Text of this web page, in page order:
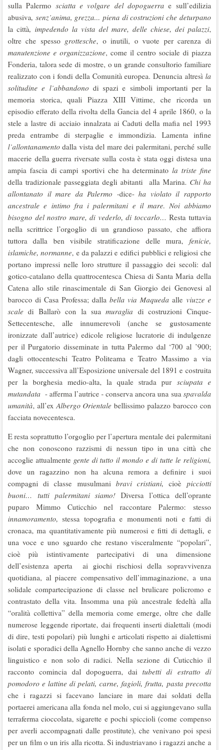
sulla Palermo sciatta e volgare del dopoguerrae sull’edilizia
abusiva, senz’anima, grezza... piena di costruzioni che deturpano
la città, impedendo la vista del mare, delle chiese, dei palazzi,
oltre che spesso grottesche, o inutili, o vuote per carenza di
manutenzione e organizzazione, come il centro sociale di piazza
Fonderia, talora sede di mostre, o un grande consultorio familiare
realizzato con i fondi della Comunità europea. Denuncia altresì la
solitudine e l’abbandono di spazi e simboli importanti per la
memoria storica, quali Piazza XIII Vittime, che ricorda un
episodio efferato della rivolta della Gancia del 4 aprile 1860, o la
stele a lastre di acciaio innalzata ai Caduti della mafia nel 1993
preda entrambe di sterpaglie e immondizia. Lamenta infine
l’allontanamento dalla vista del mare dei palermitani, perché sulle
macerie della guerra riversate sulla costa è stata oggi distesa una
ampia fascia di campi sportivi che ha determinatola triste fine
della tradizionale passeggiata degli abitanti alla Marina. Chi ha
allontanato il mare da Palermo -dice-ha violato il rapporto
ancestrale e intimo fra i palermitani e il mare. Noi abbiamo
bisogno del nostro mare, di vederlo, di toccarlo…Resta tuttavia
nella scrittrice l’orgoglio di un grandioso passato, che affiora
tuttora dalla ben visibile stratificazione delle mura, fenicie,
islamiche, normanne, e da palazzi e edifici pubblici e religiosi che
portano impressi nelle loro strutture il passaggio dei secoli: dal
gotico-catalano della quattrocentesca Chiesa di Santa Maria della
Catena allo stile rinascimentale di San Giorgio dei Genovesi al
barocco di Casa Professa; dallabella via Maquedaalle viuzze e
scaledi Ballarò con la suamuraglia di costruzioni Cinque-
Settecentesche, alle innumerevoli (anche se gustosamente
ironizzate dall’autrice) edicole religiose lucratorie di indulgenze
per il Purgatorio disseminate in tutta Palermo dal ‘700 al ’900;
dagli ottocenteschi Teatro Politeama e Teatro Massimo a via
Wagner, successiva all’Esposizione universale del 1891 e costruita
per la borghesia medio-alta, la quale strada pur sciupata e
mutandata - afferma l’autrice - conserva ancora una sua spavalda
umanità, all’exAlbergo Orientale bellissimo palazzo barocco con
facciata novecentesca.
E resta soprattutto l’orgoglio per l’apertura mentale dei palermitani
che non conoscono razzismi di nessun tipo in una città che
accoglie attualmentegente di tutto il mondo e di tutte le religioni,
dove un ragazzino non ha alcuna remora a definire i suoi
compagni di classe musulmani bravi cristiani,cioè picciotti
buoni… tutti palermitani siamo!Diversa l’ottica dell’oprante
puparo Mimmo Cuticchio nel raccontare Palermo: stesso
innamoramento,stessa topografia e monumenti noti e fatti di
cronaca, ma quantitativamente più numerosi e fitti di dettagli, e
una voce e uno sguardo che restano visceralmente “popolari”,
cioè più istintivamente partecipativi di una dimensione
dell’esistenza aperta ai giochi rischiosi della sopravvivenza
quotidiana, al piacere compensativo dell’immaginazione, a una
solidale compartecipazione di classe nel brulicare policromo e
contrastato della vita. Insomma una più ancestrale fedeltà alla
“oralità collettiva” della memoria come emerge, oltre che dalle
numerose leggende riportate, dai frequenti inserti dialettali (modi
di dire, testi popolari) più lunghi e articolati rispetto ai dialettismi
isolati e sporadici della Agnello Hornby che sanno anche di vezzo
linguistico e non solo di radici. Nella sezione di Cuticchio il
racconto comincia dal dopoguerra, daitubetti di estratto di
pomodoro e lattine di pelati, carne, fagioli, frutta, pasta precotta
che i ragazzi si facevano lanciare in mare dai soldati della
portaerei americana alla fonda nel molo, cui si aggiungevano sulla
terraferma cioccolata, sigarette e pochi spiccioli (come compenso
per averli accompagnati dalle prostitute), che venivano poi spesi
per un film o un iris alla ricotta. Si industriavano i ragazzi anche a